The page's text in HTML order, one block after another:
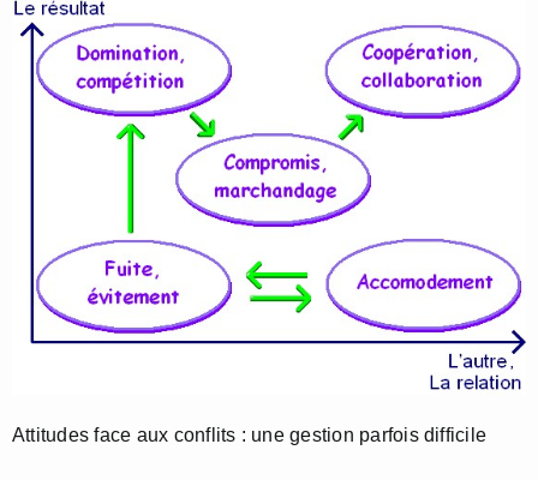
Attitudes face aux conflits : une gestion parfois difficile